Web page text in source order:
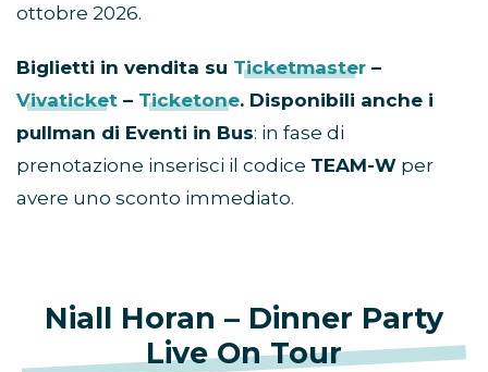
ottobre 2026.
Biglietti in vendita su Ticketmaster –
Vivaticket – Ticketone. Disponibili anche i
pullman di Eventi in Bus: in fase di
prenotazione inserisci il codice TEAM-W per
avere uno sconto immediato.
Niall Horan – Dinner Party
Live On Tour